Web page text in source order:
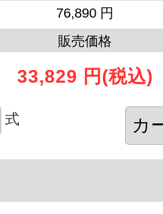
76,890 円
販売価格
33,829 円 (税込)
式